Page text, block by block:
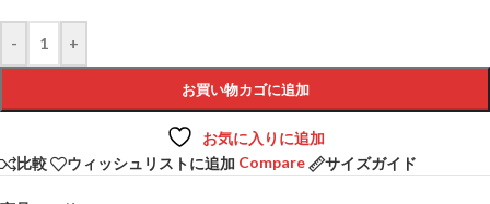
- +
お買い物カゴに追加
お気に入りに追加
比較
ウィッシュリストに追加 Compare サイズガイド